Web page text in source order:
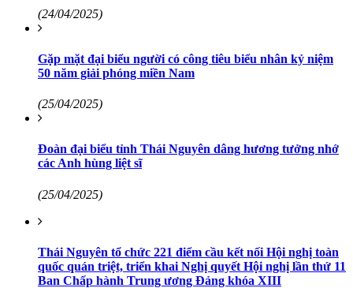
(24/04/2025)
Gặp mặt đại biểu người có công tiêu biểu nhân kỷ niệm
50 năm giải phóng miền Nam
(25/04/2025)
Đoàn đại biểu tỉnh Thái Nguyên dâng hương tưởng nhớ
các Anh hùng liệt sĩ
(25/04/2025)
Thái Nguyên tổ chức 221 điểm cầu kết nối Hội nghị toàn
quốc quán triệt, triển khai Nghị quyết Hội nghị lần thứ 11
Ban Chấp hành Trung ương Đảng khóa XIII